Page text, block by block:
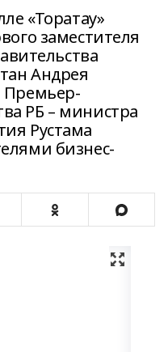
«Торатау»
заместителя
Андрея
Премьер-
РБ – министра
Рустама
бизнес-